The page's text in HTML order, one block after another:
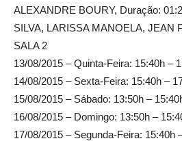
ALEXANDRE BOURY, Duração:
SILVA, LARISSA MANOELA, JEAN
SALA 2
13/08/2015 – Quinta-Feira: 15:40h –
14/08/2015 – Sexta-Feira: 15:40h –
15/08/2015 – Sábado: 13:50h –
16/08/2015 – Domingo: 13:50h –
17/08/2015 – Segunda-Feira: 15:40h